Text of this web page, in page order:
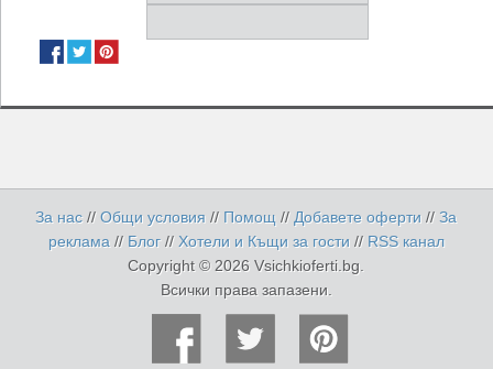
За нас //Общи условия // Помощ // Добавете оферти//За
реклама // Блог // Хотели и Къщи за гости // RSS канал
Copyright © 2026 Vsichkioferti.bg.
Всички права запазени.